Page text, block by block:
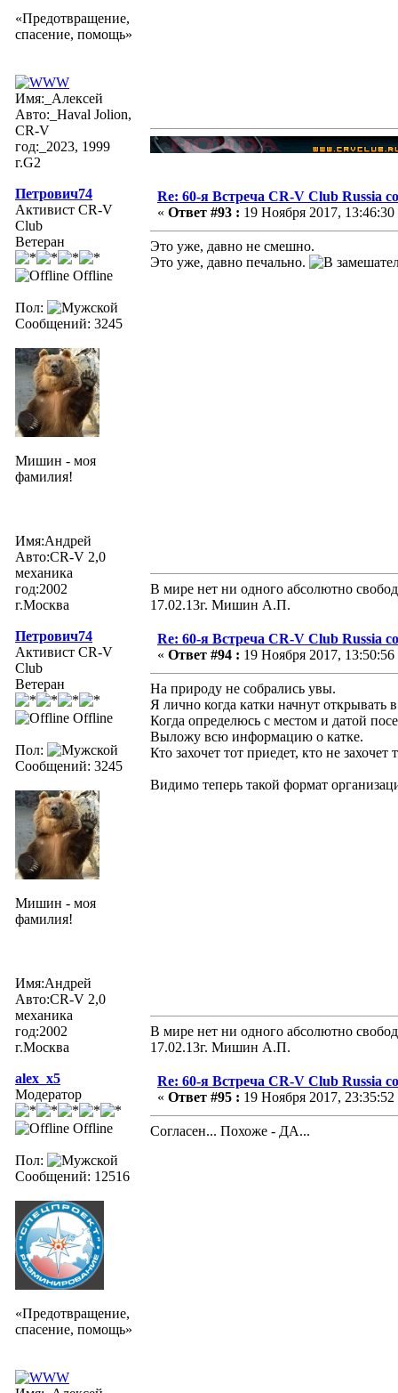
«Предотвращение,
спасение, помощь»
Имя:_Алексей
Авто:_Haval Jolion,
CR-V
год:_2023, 1999
г.G2
Петрович74
Активист CR-V
Club
Ветеран
Offline
Пол:
Сообщений: 3245
Мишин - моя
фамилия!
Имя:Андрей
Авто:CR-V 2,0
механика
год:2002
г.Москва
Re: 60-я Встреча CR-V Club Russia
« Ответ #93 : 19 Ноября 2017, 13:46:30
Это уже, давно не смешно.
Это уже, давно печально.
В мире нет ни одного абсолютно
17.02.13г. Мишин А.П.
Петрович74
Активист CR-V
Club
Ветеран
Offline
Пол:
Сообщений: 3245
Мишин - моя
фамилия!
Имя:Андрей
Авто:CR-V 2,0
механика
год:2002
г.Москва
Re: 60-я Встреча CR-V Club Russia
« Ответ #94 : 19 Ноября 2017, 13:50:56
На природу не собрались увы.
Я лично когда катки начнут
Когда определюсь с местом и датой
Выложу всю информацию о катке.
Кто захочет тот приедет, кто не захочет
Видимо теперь такой формат
В мире нет ни одного абсолютно
17.02.13г. Мишин А.П.
alex_x5
Модератор
Offline
Пол:
Сообщений: 12516
«Предотвращение,
спасение, помощь»
Re: 60-я Встреча CR-V Club Russia
« Ответ #95 : 19 Ноября 2017, 23:35:52
Согласен... Похоже - ДА...